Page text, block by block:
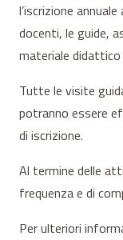
l’iscrizione
docenti, le guide,
materiale didattico
Tutte le visite
potranno essere
di iscrizione.
Al termine delle
frequenza e di
Per ulteriori